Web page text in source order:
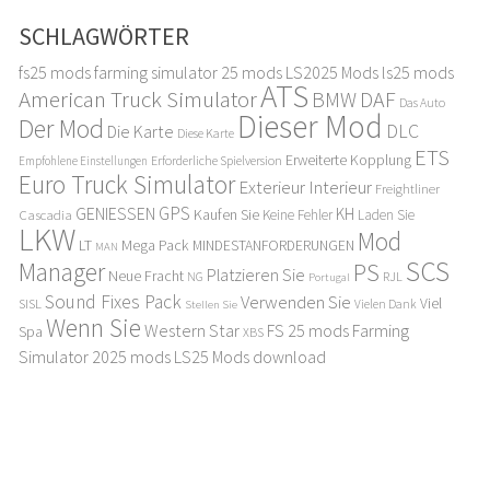
SCHLAGWÖRTER
fs25 modsfarming simulator 25 mods LS2025 Mods ls25 mods
American Truck SimulatorATS BMW DAF Das Auto
Der Mod Die Karte Diese Karte Dieser Mod DLC
Empfohlene Einstellungen Erforderliche Spielversion Erweiterte Kopplung ETS
Euro Truck Simulator Exterieur Interieur Freightliner
Cascadia GENIESSEN GPS Kaufen Sie Keine Fehler KH Laden Sie
LKW LT MAN Mega Pack MINDESTANFORDERUNGEN Mod
Manager Neue Fracht NG Platzieren Sie Portugal PS RJL SCS
SISL Sound Fixes Pack Stellen Sie Verwenden Sie Vielen Dank Viel
Spa Wenn Sie Western Star XBS FS 25 mods Farming
Simulator 2025 mods LS25 Mods download